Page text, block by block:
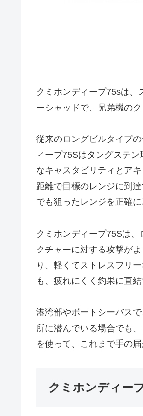
クミホンディープ75sは、
ーシャッドで、兄弟機の
従来のロングビルタイプ
ィープ75Sはタングステ
なキャスタビリティとア
距離で目標のレンジに到
でも狙ったレンジを正確に
クミホンディープ75Sは
クチャーに対する攻撃が
り、軽くてストレスフリ
も、疲れにくく釣果に直
港湾部やボートシーバス
所に潜んでいる場合でも
を使って、これまで手の
クミホンディー